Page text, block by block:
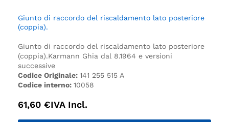
Giunto di raccordo del riscaldamento lato posteriore
(coppia).
Giunto di raccordo del riscaldamento lato posteriore
(coppia).Karmann Ghia dal 8.1964 e versioni
successive
Codice Originale: 141 255 515 A
Codice interno: 10058
61,60 €IVA Incl.